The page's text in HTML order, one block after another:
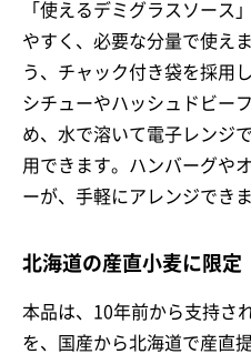
「使えるデミグラスソース
やすく、必要な分量で使え
う、チャック付き袋を採用
シチューやハッシュドビー
め、水で溶いて電子レンジ
用できます。ハンバーグや
ーが、手軽にアレンジできま
北海道の産直小麦に限定
本品は、10年前から支持さ
を、国産から北海道で産直